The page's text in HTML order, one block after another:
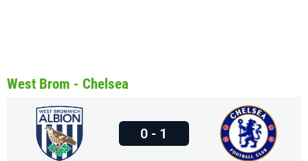
West Brom - Chelsea
0 - 1